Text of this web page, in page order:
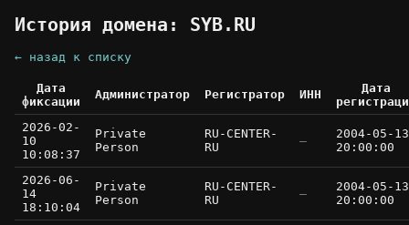
История домена: SYB.RU
← назад к списку
Дата
фиксации
Администратор Регистратор ИНН
Дата
2026-02-
10
10:08:37
Private
Person
RU-CENTER-
RU
—
2004-05-13
20:00:00
2026-06-
14
18:10:04
Private
Person
RU-CENTER-
RU
—
2004-05-13
20:00:00